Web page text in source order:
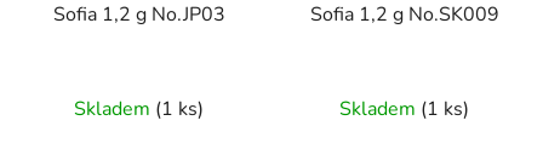
Sofia 1,2 g No.JP03
Skladem (1 ks)
Sofia 1,2 g No.SK009
Skladem (1 ks)